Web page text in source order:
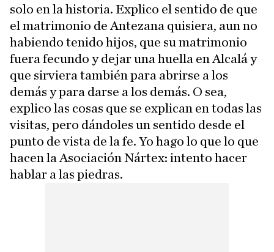
solo en la historia. Explico el sentido de que
el matrimonio de Antezana quisiera, aun no
habiendo tenido hijos, que su matrimonio
fuera fecundo y dejar una huella en Alcalá y
que sirviera también para abrirse a los
demás y para darse a los demás. O sea,
explico las cosas que se explican en todas las
visitas, pero dándoles un sentido desde el
punto de vista de la fe. Yo hago lo que lo que
hacen la Asociación Nártex: intento hacer
hablar a las piedras.